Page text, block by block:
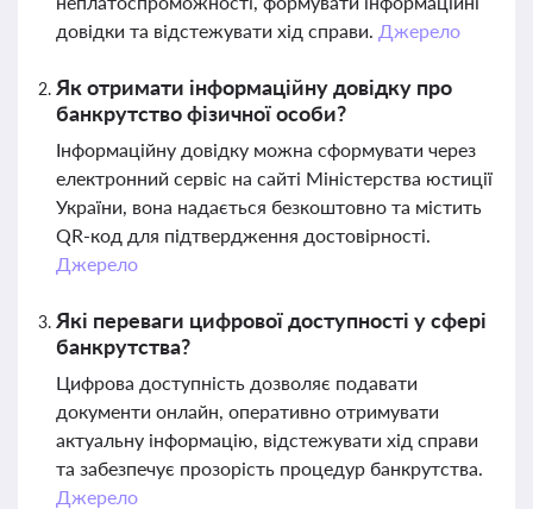
довідки та відстежувати хід справи. Джерело
Як отримати інформаційну довідку про
банкрутство фізичної особи?
Інформаційну довідку можна сформувати через
електронний сервіс на сайті Міністерства юстиції
України, вона надається безкоштовно та містить
QR-код для підтвердження достовірності.
Джерело
Які переваги цифрової доступності у сфері
банкрутства?
Цифрова доступність дозволяє подавати
документи онлайн, оперативно отримувати
актуальну інформацію, відстежувати хід справи
та забезпечує прозорість процедур банкрутства.
Джерело